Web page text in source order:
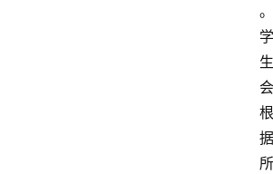
。
学
生
会
根
据
所